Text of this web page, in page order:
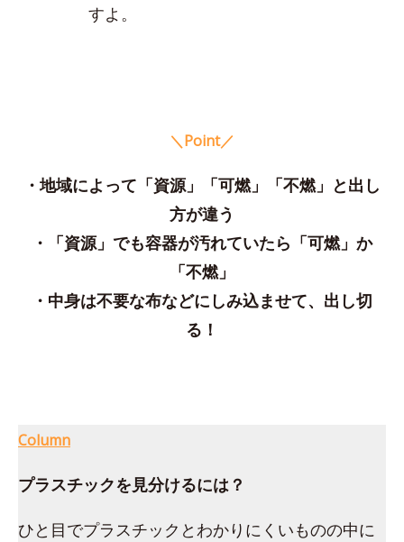
すよ。
＼Point／
・地域によって「資源」「可燃」「不燃」と出し
方が違う
・「資源」でも容器が汚れていたら「可燃」か
「不燃」
・中身は不要な布などにしみ込ませて、出し切
る！
Column
プラスチックを見分けるには？
ひと目でプラスチックとわかりにくいものの中に